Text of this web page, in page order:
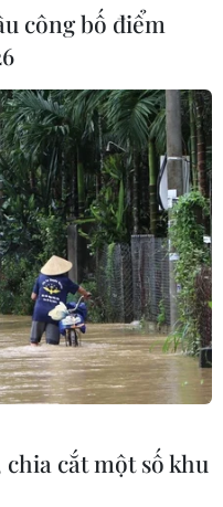
công bố điểm
cắt một số khu